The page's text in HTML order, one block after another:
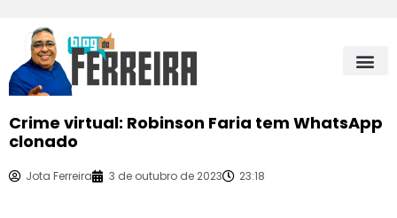
Crime virtual: Robinson Faria tem WhatsApp
clonado
Jota Ferreira 3 de outubro de 2023 23:18